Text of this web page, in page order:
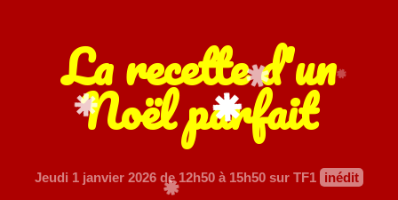
La recette d'un
Noël parfait
Jeudi 1 janvier 2026de 12h50 à 15h50 sur TF1 inédit